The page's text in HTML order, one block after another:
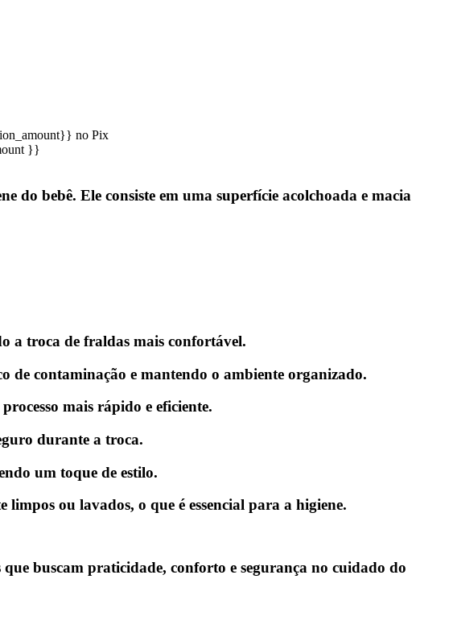
no Pix
}}
bebê. Ele consiste em uma superfície acolchoada e macia
a troca de fraldas mais confortável.
de contaminação e mantendo o ambiente organizado.
mais rápido e eficiente.
durante a troca.
um toque de estilo.
ou lavados, o que é essencial para a higiene.
buscam praticidade, conforto e segurança no cuidado do